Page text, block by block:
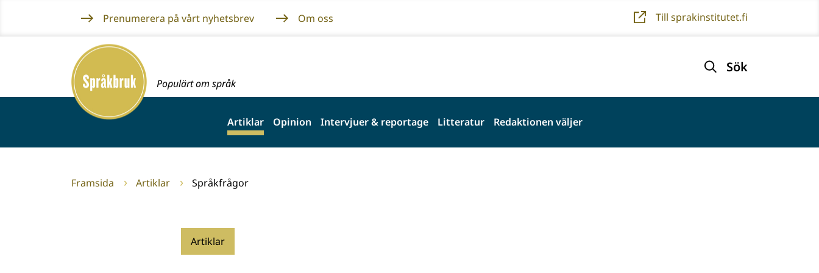
innehållet
Prenumerera på vårt nyhetsbrev Om oss Till sprakinstitutet.fi
Framsida
Populärt om språk
Sök
Artiklar Opinion Intervjuer & reportage Litteratur Redaktionen väljer
Framsida Artiklar Språkfrågor
Artiklar